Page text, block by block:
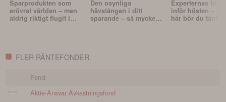
Sparprodukten som
erövrat världen – men
aldrig riktigt flugit i
Den osynliga
hävstången i ditt
sparande – så mycket
Experternas
inför hösten –
här bör du tänka
FLER RÄNTEFONDER
Fond
Aktie-Ansvar Avkastningsfond